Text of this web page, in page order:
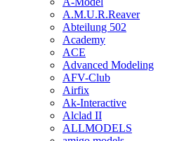
A.M.U.R.Reaver
Abteilung 502
Academy
ACE
Advanced Modeling
AFV-Club
Airfix
Ak-Interactive
Alclad II
ALLMODELS